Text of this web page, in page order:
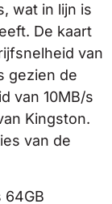
wat in lijn is
De kaart
van
gezien de
van 10MB/s
Kingston.
van de
64GB